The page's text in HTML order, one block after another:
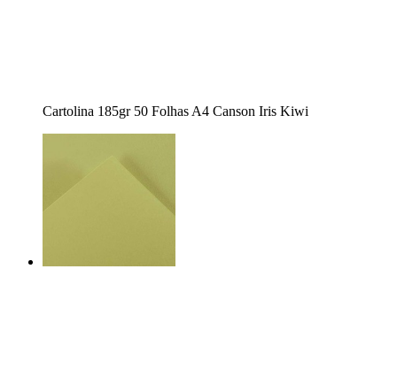
Cartolina 185gr 50 Folhas A4 Canson Iris Kiwi